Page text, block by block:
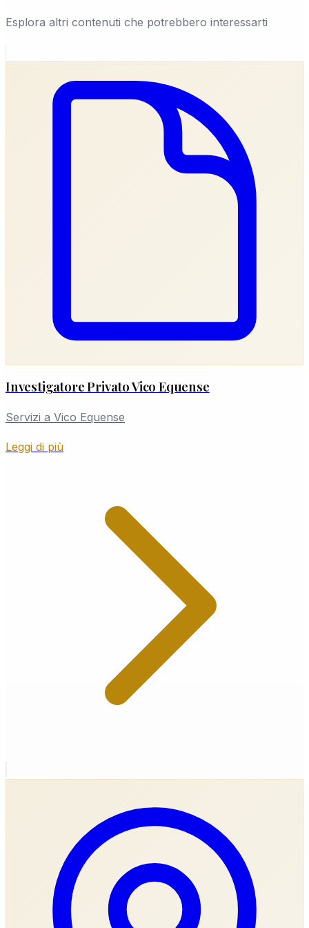
Esplora altri contenuti che potrebbero interessarti
Investigatore Privato Vico Equense
Servizi a Vico Equense
Leggi di più